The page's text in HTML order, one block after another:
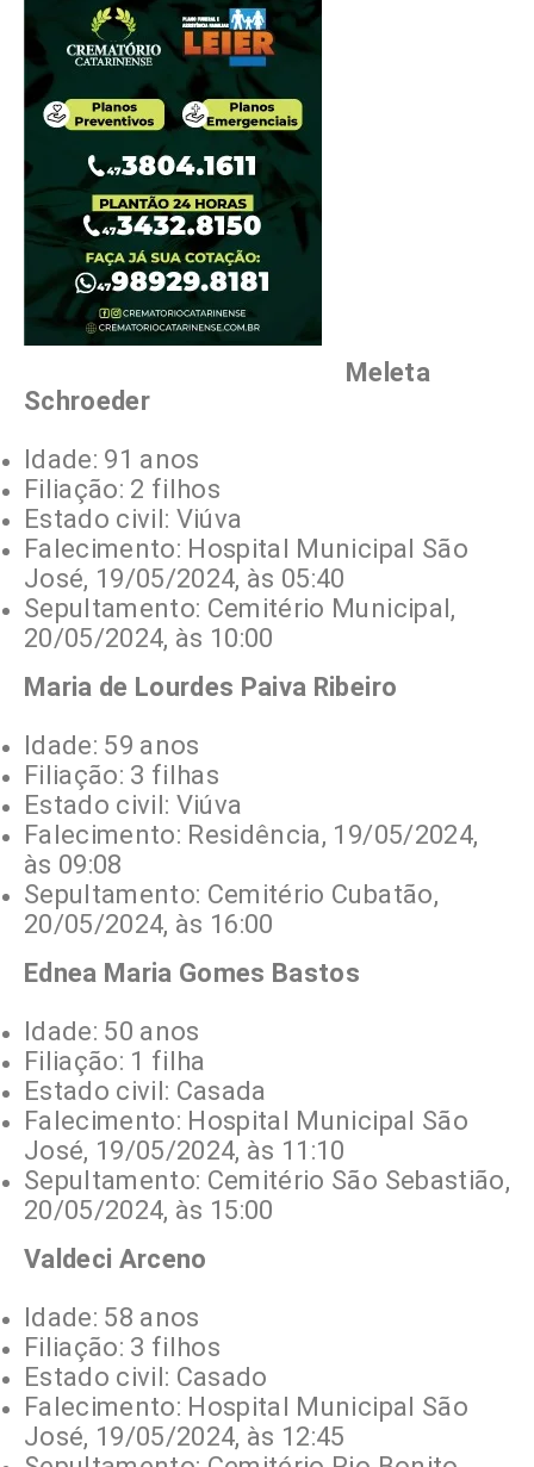
Meleta
Schroeder
Idade: 91 anos
Filiação: 2 filhos
Estado civil: Viúva
Falecimento: Hospital Municipal São
José, 19/05/2024, às 05:40
Sepultamento: Cemitério Municipal,
20/05/2024, às 10:00
Maria de Lourdes Paiva Ribeiro
Idade: 59 anos
Filiação: 3 filhas
Estado civil: Viúva
Falecimento: Residência, 19/05/2024,
às 09:08
Sepultamento: Cemitério Cubatão,
20/05/2024, às 16:00
Ednea Maria Gomes Bastos
Idade: 50 anos
Filiação: 1 filha
Estado civil: Casada
Falecimento: Hospital Municipal São
José, 19/05/2024, às 11:10
Sepultamento: Cemitério São Sebastião,
20/05/2024, às 15:00
Valdeci Arceno
Idade: 58 anos
Filiação: 3 filhos
Estado civil: Casado
Falecimento: Hospital Municipal São
José, 19/05/2024, às 12:45